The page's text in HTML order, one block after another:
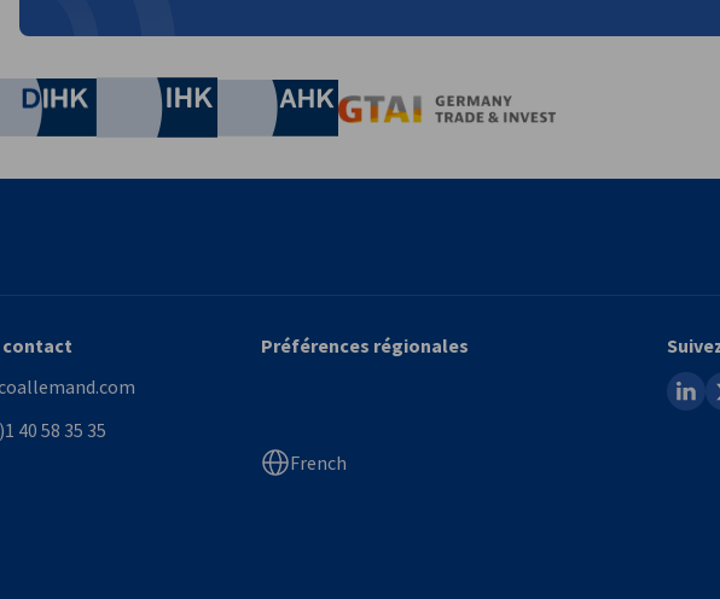
German Chamber of Commerce and Industry
Chamber of Commerce and Industry
AHK.de
40 58 35 35
Préférences régionales
French